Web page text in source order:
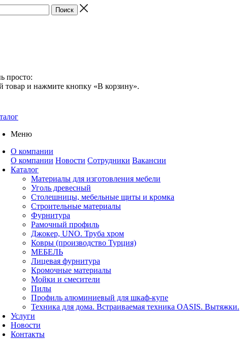
просто:
товар и нажмите кнопку «В корзину».
Меню
О компании
О компании Новости Сотрудники Вакансии
Каталог
Материалы для изготовления мебели
Уголь древесный
Столешницы, мебельные щиты и кромка
Строительные материалы
Фурнитура
Рамочный профиль
Джокер, UNO. Труба хром
Ковры (производство Турция)
МЕБЕЛЬ
Лицевая фурнитура
Кромочные материалы
Мойки и смесители
Пилы
Профиль алюминиевый для шкаф-купе
Техника для дома. Встраиваемая техника OASIS. Вытяжки.
Услуги
Новости
Контакты